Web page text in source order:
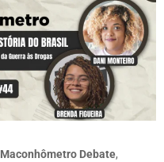
Maconhômetro Debate,